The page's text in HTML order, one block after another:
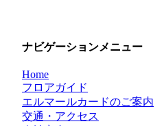
ナビゲーションメニュー
Home
フロアガイド
エルマールカードのご案内
交通・アクセス